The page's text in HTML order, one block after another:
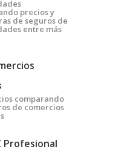
precios y
de seguros de
entre más
comparando
de comercios